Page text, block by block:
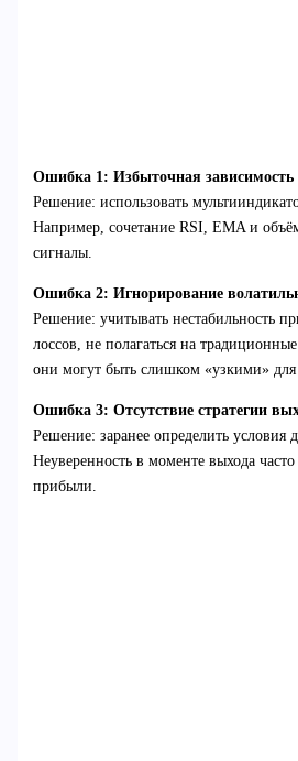
Ошибка 1: Избыточная зависимость
Решение: использовать
Например, сочетание RSI, EMA и
сигналы.
Ошибка 2: Игнорирование
Решение: учитывать нестабильность
лоссов, не полагаться на
они могут быть слишком «узкими» для
Ошибка 3: Отсутствие стратегии
Решение: заранее определить условия
Неуверенность в моменте выхода
прибыли.